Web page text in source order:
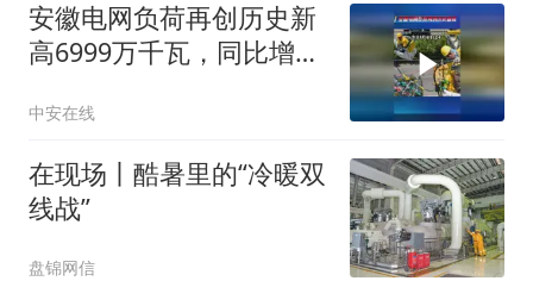
安徽电网负荷再创历史新
高6999万千瓦，同比增长
平稳
中安在线
在现场丨酷暑里的“冷暖双
线战”
盘锦网信